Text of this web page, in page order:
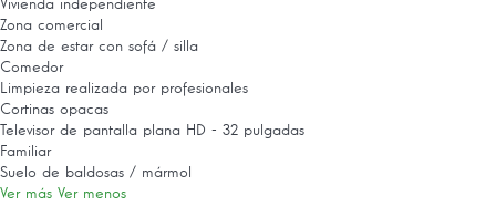
Vivienda independiente
Zona comercial
Zona de estar con sofá / silla
Comedor
Limpieza realizada por profesionales
Cortinas opacas
Televisor de pantalla plana HD - 32 pulgadas
Familiar
Suelo de baldosas / mármol
Ver más Ver menos